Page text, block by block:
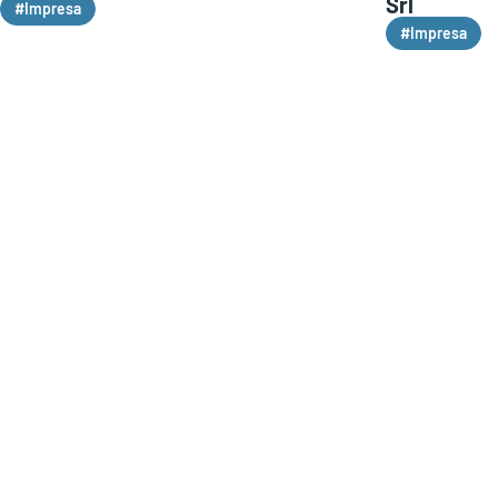
#Impresa
#Impresa